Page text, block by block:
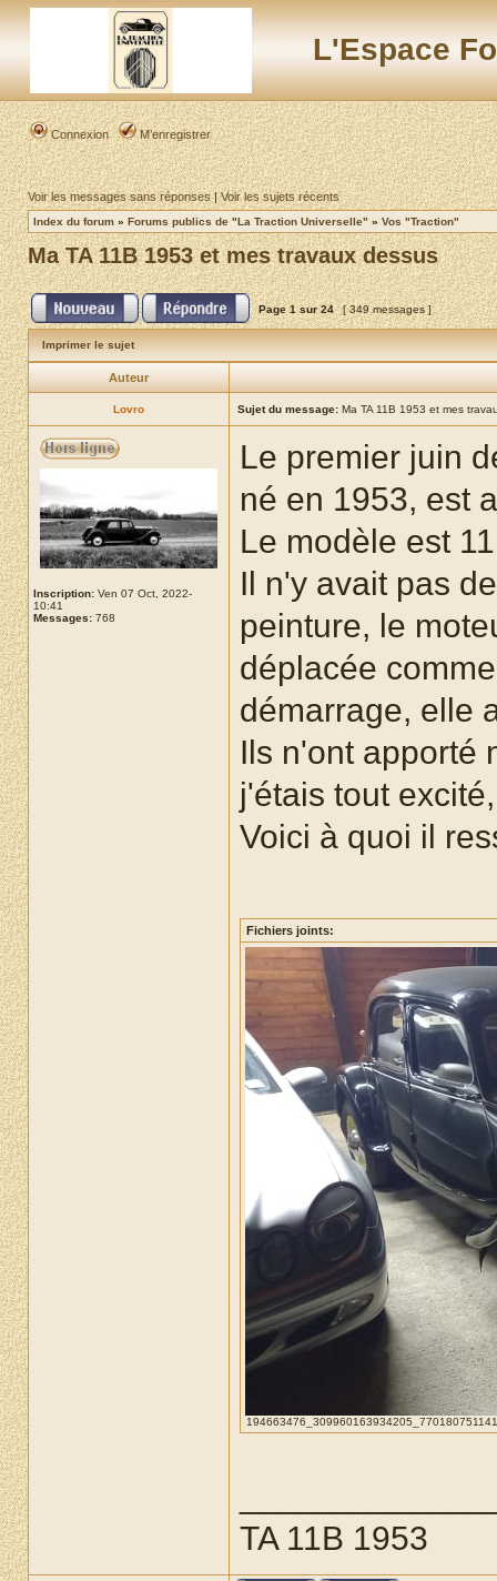
L'Espace
Connexion M’enregistrer
Voir les messages sans réponses|Voir les sujets récents
Index du forum » Forums publics de "La Traction Universelle" » Vos "Traction"
Ma TA 11B 1953 et mes travaux dessus
Page1sur24 [ 349 messages ]
Imprimer le sujet
Auteur
Lovro Sujet du message: Ma TA 11B 1953 et mes
Inscription: Ven 07 Oct, 2022-
10:41
Messages: 768
Le premier juin
né en 1953, est
Le modèle est
Il n'y avait pas
peinture, le
déplacée
démarrage, elle
Ils n'ont apporté
j'étais tout
Voici à quoi il
Fichiers joints:
TA 11B 1953